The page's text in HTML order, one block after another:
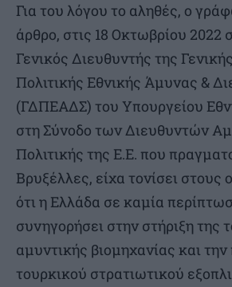
Για του λόγου το αληθές, ο
άρθρο, στις 18 Οκτωβρίου
Γενικός Διευθυντής της
Πολιτικής Εθνικής Άμυνας &
(ΓΔΠΕΑΔΣ) του Υπουργείου
στη Σύνοδο των Διευθυντών
Πολιτικής της Ε.Ε. που
Βρυξέλλες, είχα τονίσει στους
ότι η Ελλάδα σε καμία
συνηγορήσει στην στήριξη της
αμυντικής βιομηχανίας και
τουρκικού στρατιωτικού